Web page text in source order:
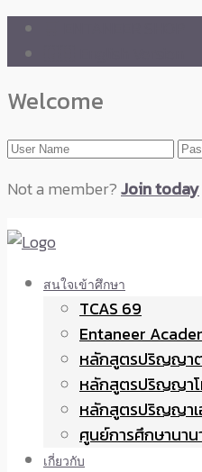
Welcome
Not a member?Join today
สนใจเข้าศึกษา
TCAS 69
Entaneer
หลักสูตรปริญญา
หลักสูตรปริญญา
หลักสูตรปริญญา
ศูนย์การศึกษานาน
เกี่ยวกับ